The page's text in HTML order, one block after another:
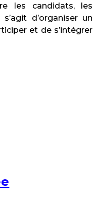
les candidats, les
d’organiser un
et de s’intégrer